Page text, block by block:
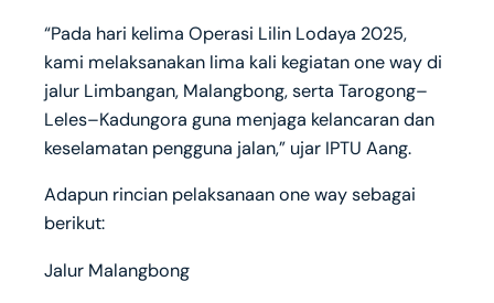
“Pada hari kelima Operasi Lilin Lodaya 2025,
kami melaksanakan lima kali kegiatan one way di
jalur Limbangan, Malangbong, serta Tarogong–
Leles–Kadungora guna menjaga kelancaran dan
keselamatan pengguna jalan,” ujar IPTU Aang.
Adapun rincian pelaksanaan one way sebagai
berikut:
Jalur Malangbong